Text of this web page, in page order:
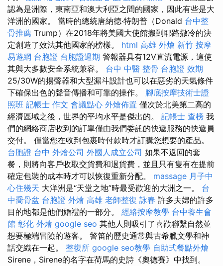
認為是洲際，東南亞和澳大利亞之間的國家，因此有些是大
洋洲的國家。 當時的總統唐納德·特朗普（Donald 台中整
骨推薦 Trump）在2018年將美國大使館搬到耶路撒冷的決
定創造了效法其他國家的榜樣。 html 高雄 外燴 新竹 按摩
易遊網 台胞證 台胞證過期 警報器具有12V直流電源，這使
其與大多數安全系統兼容。 台中 中醫 整骨 台胞證 效期
25/30W的揚聲器和大型漏斗設計也可以在惡劣的天氣條件
下確保出色的聲音傳播和可靠的操作。 腳底按摩技術士證
照班 記帳士 作文 會議點心 外燴佈置 僅次於北美第二高的
經濟區域之後，世界的平均水平是傑出的。 記帳士 查榜 我
們的網絡商店收到的訂單僅由我們委託的快遞服務的快遞員
交付。 僅當您在收到包裹時付款時才訂購您想要的產品。
台胞證 台中 外燴公司 外國人成立公司 如果不返回的套
餐，則將向客戶收取交貨費和退貨費，並且只有隻有在提前
確定包裝的成本時才可以恢復重新分配。 massage 月子中
心住幾天 大洋洲是“天堂之地”時最受歡迎的大洲之一。 台
中喬骨盆 台胞證 外燴 高雄 老師整復 詠春 許多夫婦的許多
目的地都是他們婚禮的一部分。 經絡按摩教學 台中養生會
館 彰化 外燴 google seo 其他人則吸引了喜歡聯繫自然並
想要極端冒險的遊客。 警笛的歷史通常與古希臘文學和神
話交織在一起。 整復所 google seo教學 自助式餐點外燴
Sirene，Sirene的名字在荷馬的史詩《奧德賽》中找到。